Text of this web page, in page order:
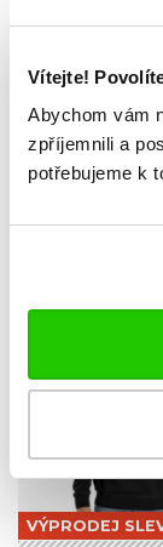
Vítejte!
Abychom vám
zpříjemnili a
potřebujeme k
TABULKA
VÝPRODEJ